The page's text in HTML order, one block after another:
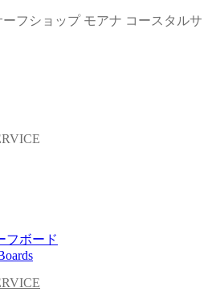
フショップ モアナ コースタルサ
フボード